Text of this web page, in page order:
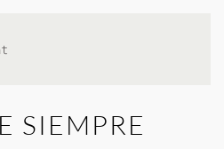
SIEMPRE